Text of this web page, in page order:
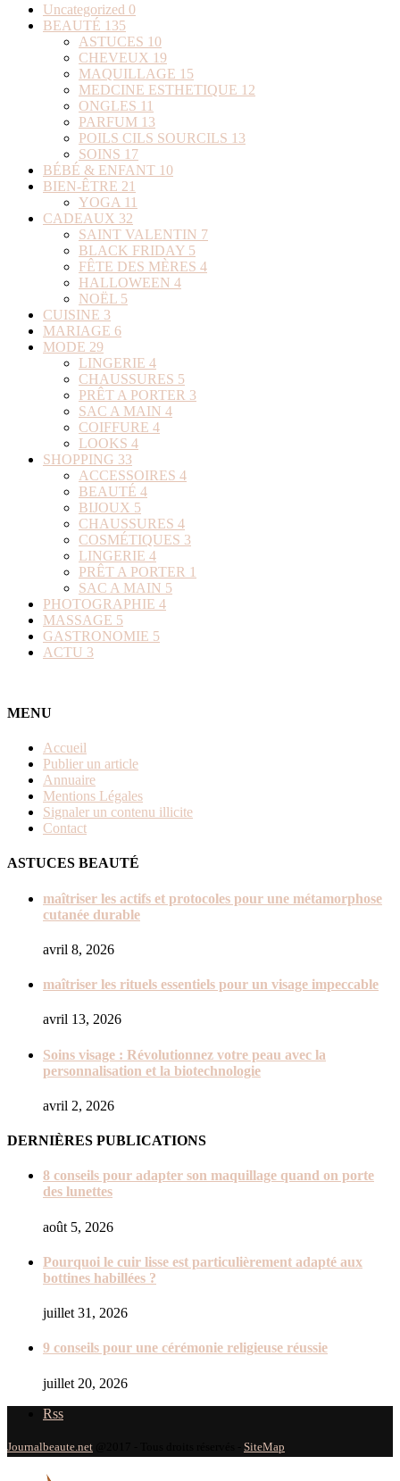
Uncategorized 0
BEAUTÉ 135
ASTUCES 10
CHEVEUX 19
MAQUILLAGE 15
MEDCINE ESTHETIQUE 12
ONGLES 11
PARFUM 13
POILS CILS SOURCILS 13
SOINS 17
BÉBÉ & ENFANT 10
BIEN-ÊTRE 21
YOGA 11
CADEAUX 32
SAINT VALENTIN 7
BLACK FRIDAY 5
FÊTE DES MÈRES 4
HALLOWEEN 4
NOËL 5
CUISINE 3
MARIAGE 6
MODE 29
LINGERIE 4
CHAUSSURES 5
PRÊT A PORTER 3
SAC A MAIN 4
COIFFURE 4
LOOKS 4
SHOPPING 33
ACCESSOIRES 4
BEAUTÉ 4
BIJOUX 5
CHAUSSURES 4
COSMÉTIQUES 3
LINGERIE 4
PRÊT A PORTER 1
SAC A MAIN 5
PHOTOGRAPHIE 4
MASSAGE 5
GASTRONOMIE 5
ACTU 3
MENU
Accueil
Publier un article
Annuaire
Mentions Légales
Signaler un contenu illicite
Contact
ASTUCES BEAUTÉ
maîtriser les actifs et protocoles pour une métamorphose
cutanée durable
avril 8, 2026
maîtriser les rituels essentiels pour un visage impeccable
avril 13, 2026
Soins visage : Révolutionnez votre peau avec la
personnalisation et la biotechnologie
avril 2, 2026
DERNIÈRES PUBLICATIONS
8 conseils pour adapter son maquillage quand on porte
des lunettes
août 5, 2026
Pourquoi le cuir lisse est particulièrement adapté aux
bottines habillées ?
juillet 31, 2026
9 conseils pour une cérémonie religieuse réussie
juillet 20, 2026
Rss
Journalbeaute.net SiteMap